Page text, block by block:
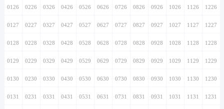
0126 0226 0326 0426 0526 0626 0726 0826 0926 1026 1126 1226
0127 0227 0327 0427 0527 0627 0727 0827 0927 1027 1127 1227
0128 0228 0328 0428 0528 0628 0728 0828 0928 1028 1128 1228
0129 0229 0329 0429 0529 0629 0729 0829 0929 1029 1129 1229
0130 0230 0330 0430 0530 0630 0730 0830 0930 1030 1130 1230
0131 0231 0331 0431 0531 0631 0731 0831 0931 1031 1131 1231